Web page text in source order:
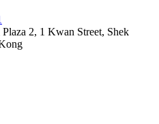
2, 1 Kwan Street, Shek